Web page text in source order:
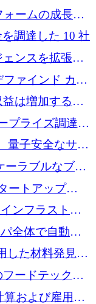
ームの成長に
調達した 10 社
ンスを拡張す
確保
ァインド カメ
にシリーズ A
益は増加するも
プライズ調達プ
に 4,000 万ド
量子安全なサイ
ラクチャの拡
を投入
ーラブルなブレ
フェイスのため
ートアップ
2,000 万ドルを
ンフラストラ
300 万ドルの
全体で自動電
万ドルを
した材料発見を
ユーロのベル
ードテックセ
中心に再構築
算および雇用プ